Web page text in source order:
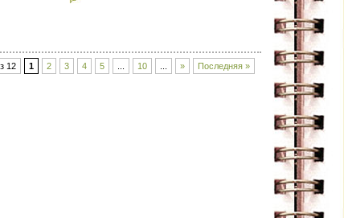
12 1 2 3 4 5 10 » Последняя »